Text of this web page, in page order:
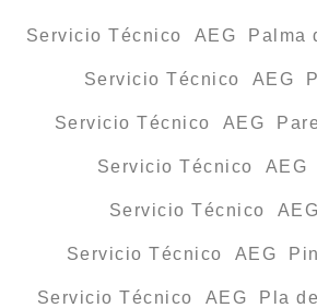
Servicio Técnico AEG Palma
Servicio Técnico AEG
Servicio Técnico AEG
Servicio Técnico AEG
Servicio Técnico
Servicio Técnico AEG
Servicio Técnico AEG Pla